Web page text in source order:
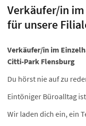
Verkäufer/in
für unsere
Verkäufer/in im
Citti-Park Flensburg
Du hörst nie auf zu
Eintöniger Büroalltag
Wir laden dich ein, ein